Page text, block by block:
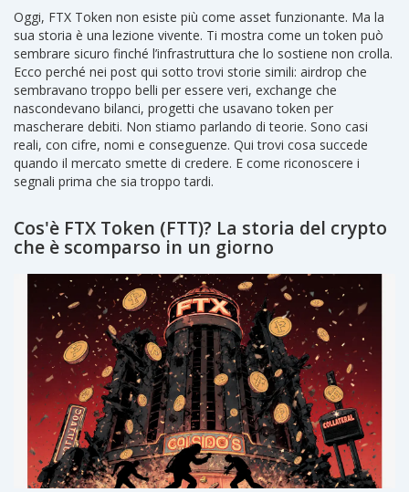
Oggi, FTX Token non esiste più come asset funzionante. Ma la
sua storia è una lezione vivente. Ti mostra come un token può
sembrare sicuro finché l’infrastruttura che lo sostiene non crolla.
Ecco perché nei post qui sotto trovi storie simili: airdrop che
sembravano troppo belli per essere veri, exchange che
nascondevano bilanci, progetti che usavano token per
mascherare debiti. Non stiamo parlando di teorie. Sono casi
reali, con cifre, nomi e conseguenze. Qui trovi cosa succede
quando il mercato smette di credere. E come riconoscere i
segnali prima che sia troppo tardi.
Cos'è FTX Token (FTT)? La storia del crypto
che è scomparso in un giorno